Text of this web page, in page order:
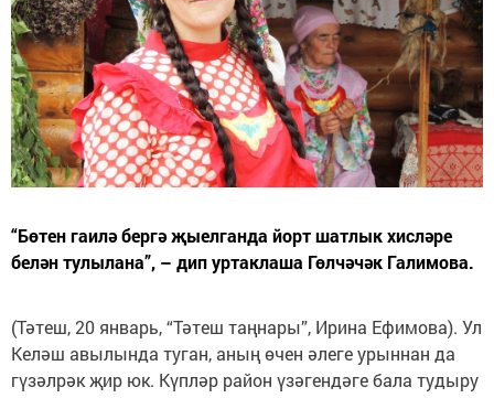
“Бөтен гаилә бергә җыелганда йорт ­шатлык хисләре
белән тулылана”, – дип уртаклаша Гөлчәчәк Галимова.
(Тәтеш, 20 январь, “Тәтеш таңнары”, Ирина Ефимова). Ул
Келәш авылында туган, аның өчен әлеге урыннан да
гүзәлрәк җир юк. Күпләр район үзәгендәге бала тудыру